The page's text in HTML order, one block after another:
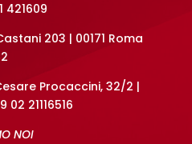
421609
203 | 00171 Roma
Procaccini, 32/2 |
21116516
NOI